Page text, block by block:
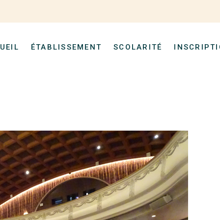
ÉTABLISSEMENT SCOLARITÉ